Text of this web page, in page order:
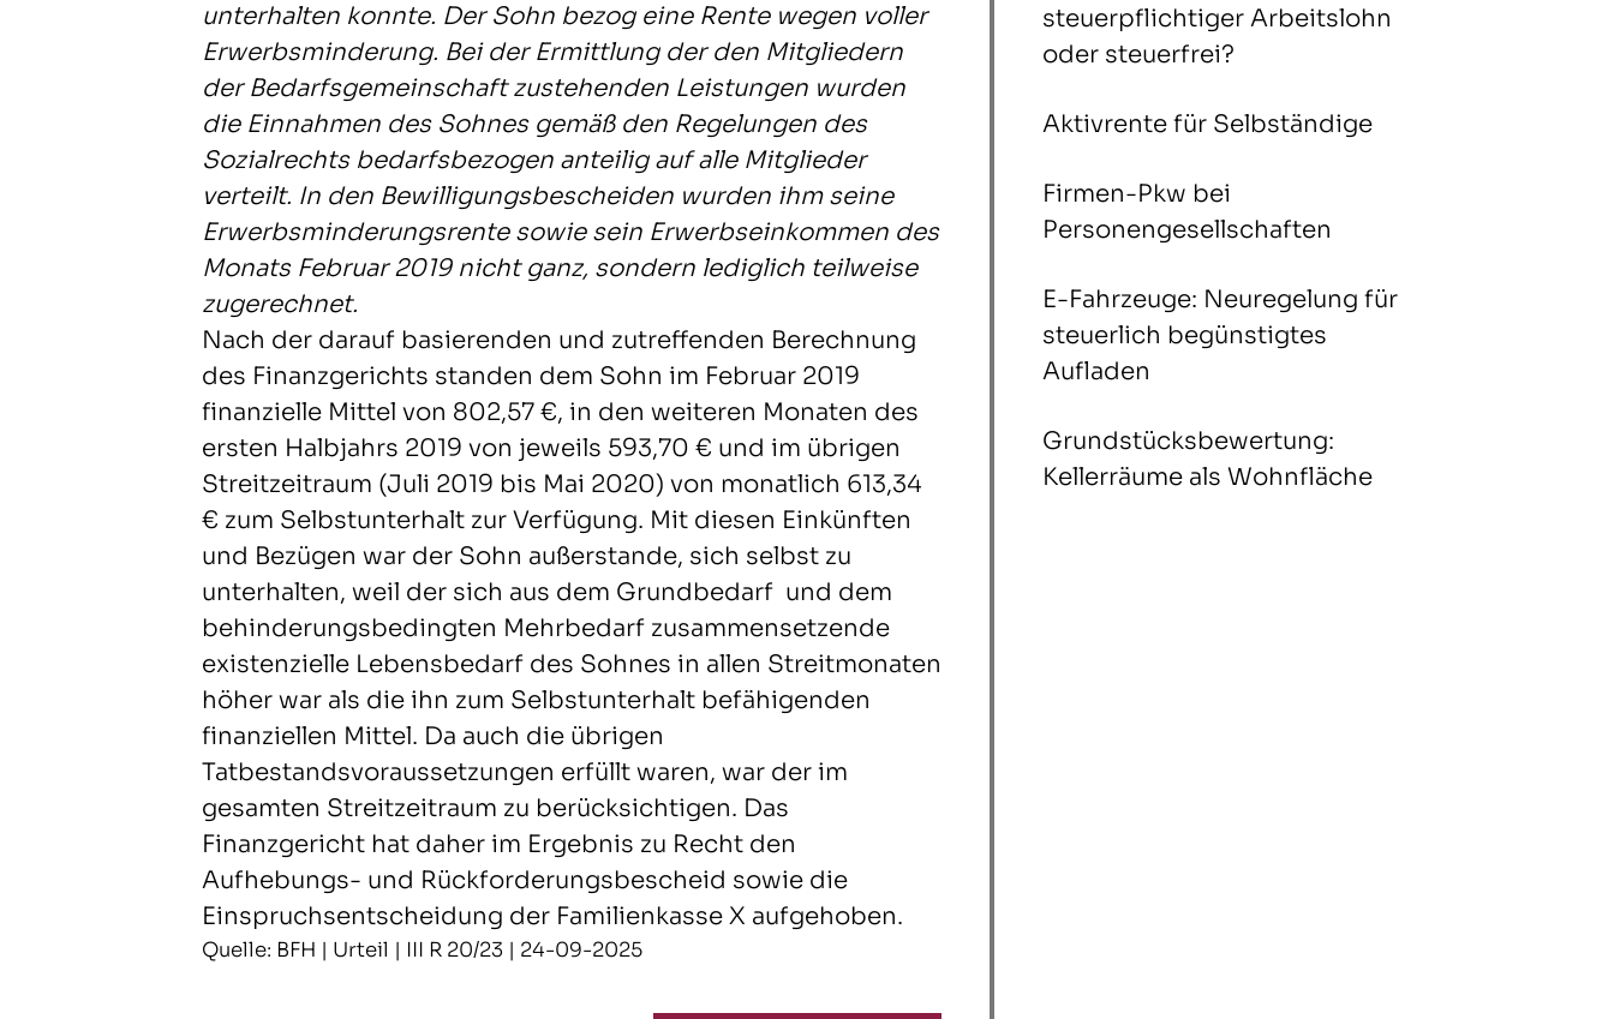
unterhalten konnte. Der Sohn bezog eine Rente wegen voller
Erwerbsminderung. Bei der Ermittlung der den Mitgliedern
der Bedarfsgemeinschaft zustehenden Leistungen wurden
die Einnahmen des Sohnes gemäß den Regelungen des
Sozialrechts bedarfsbezogen anteilig auf alle Mitglieder
verteilt. In den Bewilligungsbescheiden wurden ihm seine
Erwerbsminderungsrente sowie sein Erwerbseinkommen des
Monats Februar 2019 nicht ganz, sondern lediglich teilweise
zugerechnet.
Nach der darauf basierenden und zutreffenden Berechnung
des Finanzgerichts standen dem Sohn im Februar 2019
finanzielle Mittel von 802,57 €, in den weiteren Monaten des
ersten Halbjahrs 2019 von jeweils 593,70 € und im übrigen
Streitzeitraum (Juli 2019 bis Mai 2020) von monatlich 613,34
€ zum Selbstunterhalt zur Verfügung. Mit diesen Einkünften
und Bezügen war der Sohn außerstande, sich selbst zu
unterhalten, weil der sich aus dem Grundbedarf und dem
behinderungsbedingten Mehrbedarf zusammensetzende
existenzielle Lebensbedarf des Sohnes in allen Streitmonaten
höher war als die ihn zum Selbstunterhalt befähigenden
finanziellen Mittel. Da auch die übrigen
Tatbestandsvoraussetzungen erfüllt waren, war der im
gesamten Streitzeitraum zu berücksichtigen. Das
Finanzgericht hat daher im Ergebnis zu Recht den
Aufhebungs- und Rückforderungsbescheid sowie die
Einspruchsentscheidung der Familienkasse X aufgehoben.
Quelle: BFH | Urteil | III R 20/23 | 24-09-2025
steuerpflichtiger Arbeitslohn
oder steuerfrei?
Aktivrente für Selbständige
Firmen-Pkw bei
Personengesellschaften
E-Fahrzeuge: Neuregelung für
steuerlich begünstigtes
Aufladen
Grundstücksbewertung:
Kellerräume als Wohnfläche